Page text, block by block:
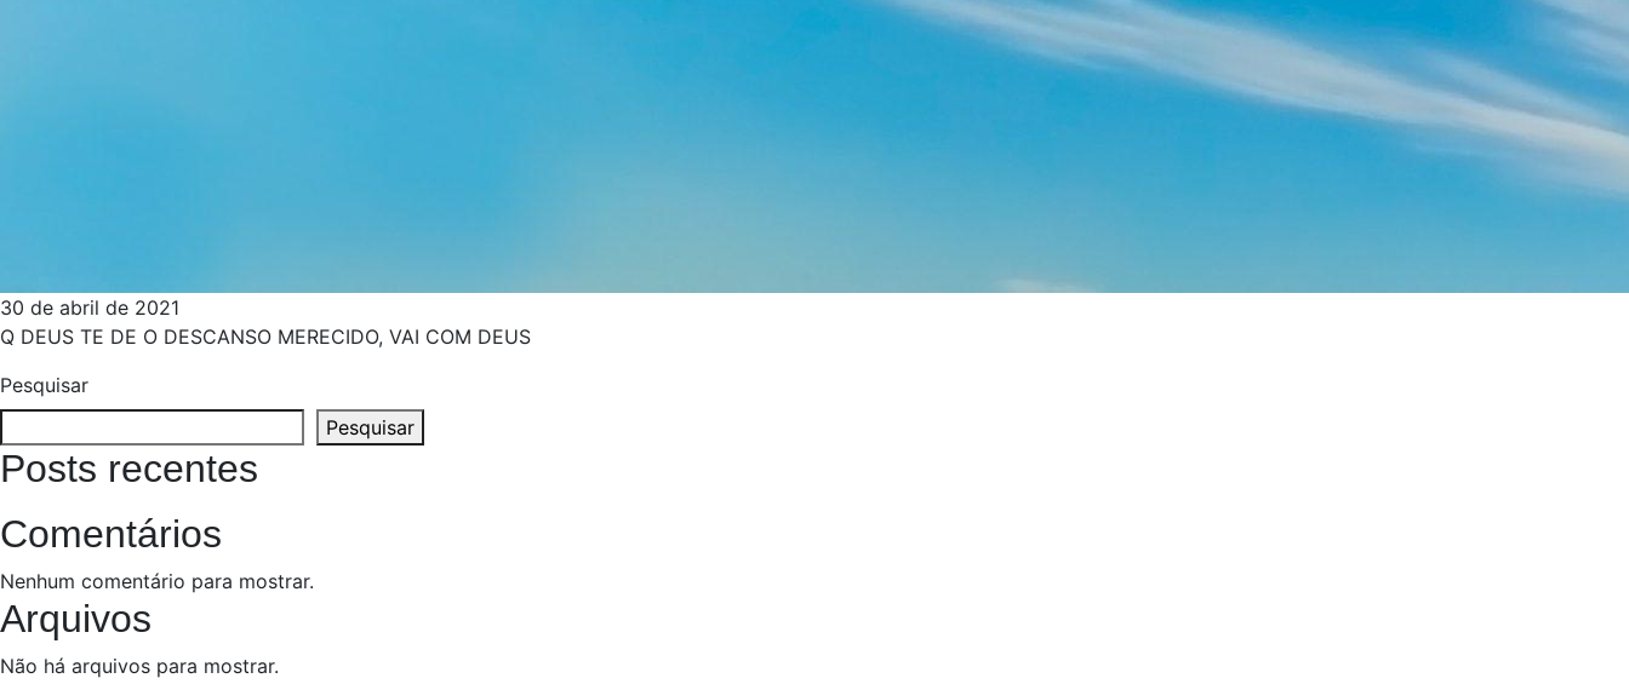
30 de abril de 2021
Q DEUS TE DE O DESCANSO MERECIDO, VAI COM DEUS
Pesquisar
Pesquisar
Posts recentes
Comentários
Nenhum comentário para mostrar.
Arquivos
Não há arquivos para mostrar.